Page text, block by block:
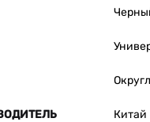
Китай